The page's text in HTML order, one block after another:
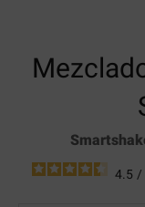
4.5 /